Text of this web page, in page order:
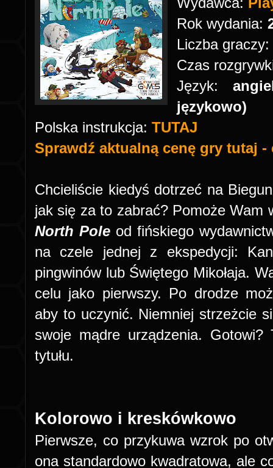
Rok wydania:
Liczba graczy:
Czas
Język:
językowo)
Polska instrukcja: TUTAJ
Sprawdź aktualną cenę gry tutaj -
Chcieliście kiedyś dotrzeć na
jak się za to zabrać? Pomoże Wam
North Pole od fińskiego
na czele jednej z ekspedycji:
pingwinów lub Świętego Mikołaja.
celu jako pierwszy. Po drodze
aby to uczynić. Niemniej strzeżcie
swoje mądre urządzenia.
tytułu.
Kolorowo i kreskówkowo
Pierwsze, co przykuwa wzrok po
ona standardowo kwadratowa, ale